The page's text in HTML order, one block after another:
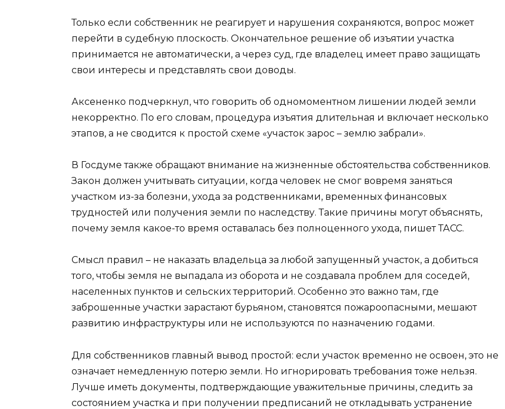
Только если собственник не реагирует и нарушения сохраняются, вопрос может
перейти в судебную плоскость. Окончательное решение об изъятии участка
принимается не автоматически, а через суд, где владелец имеет право защищать
свои интересы и представлять свои доводы.
Аксененко подчеркнул, что говорить об одномоментном лишении людей земли
некорректно. По его словам, процедура изъятия длительная и включает несколько
этапов, а не сводится к простой схеме «участок зарос – землю забрали».
В Госдуме также обращают внимание на жизненные обстоятельства собственников.
Закон должен учитывать ситуации, когда человек не смог вовремя заняться
участком из-за болезни, ухода за родственниками, временных финансовых
трудностей или получения земли по наследству. Такие причины могут объяснять,
почему земля какое-то время оставалась без полноценного ухода, пишет ТАСС.
Смысл правил – не наказать владельца за любой запущенный участок, а добиться
того, чтобы земля не выпадала из оборота и не создавала проблем для соседей,
населенных пунктов и сельских территорий. Особенно это важно там, где
заброшенные участки зарастают бурьяном, становятся пожароопасными, мешают
развитию инфраструктуры или не используются по назначению годами.
Для собственников главный вывод простой: если участок временно не освоен, это не
означает немедленную потерю земли. Но игнорировать требования тоже нельзя.
Лучше иметь документы, подтверждающие уважительные причины, следить за
состоянием участка и при получении предписаний не откладывать устранение